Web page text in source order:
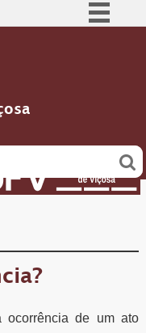
à informação
Legislação
ocorrência de um ato